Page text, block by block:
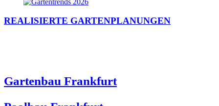
REALISIERTE GARTENPLANUNGEN
Gartenbau Frankfurt